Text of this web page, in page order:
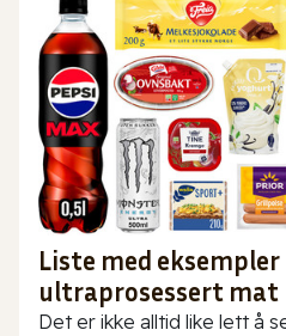
Liste med eksempler
ultraprosessert mat
Det er ikke alltid like lett å